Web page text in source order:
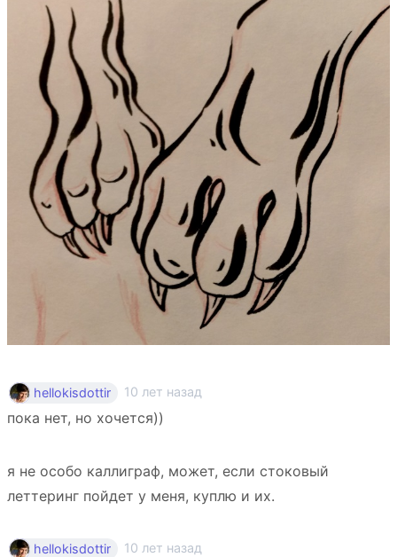
hellokisdottir 10 лет назад
пока нет, но хочется))
я не особо каллиграф, может, если стоковый
леттеринг пойдет у меня, куплю и их.
hellokisdottir 10 лет назад